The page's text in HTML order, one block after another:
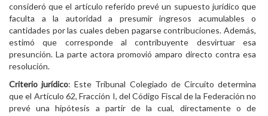
consideró que el artículo referido prevé un supuesto jurídico que
faculta a la autoridad a presumir ingresos acumulables o
cantidades por las cuales deben pagarse contribuciones. Además,
estimó que corresponde al contribuyente desvirtuar esa
presunción. La parte actora promovió amparo directo contra esa
resolución.
Criterio jurídico: Este Tribunal Colegiado de Circuito determina
que el Artículo 62, Fracción I, del Código Fiscal de la Federación no
prevé una hipótesis a partir de la cual, directamente o de